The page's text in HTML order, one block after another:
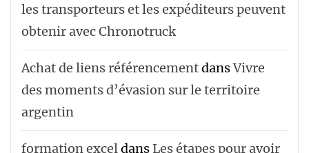
les transporteurs et les expéditeurs peuvent
obtenir avec Chronotruck
Achat de liens référencementdansVivre
des moments d’évasion sur le territoire
argentin
formation exceldans Les étapes pour avoir